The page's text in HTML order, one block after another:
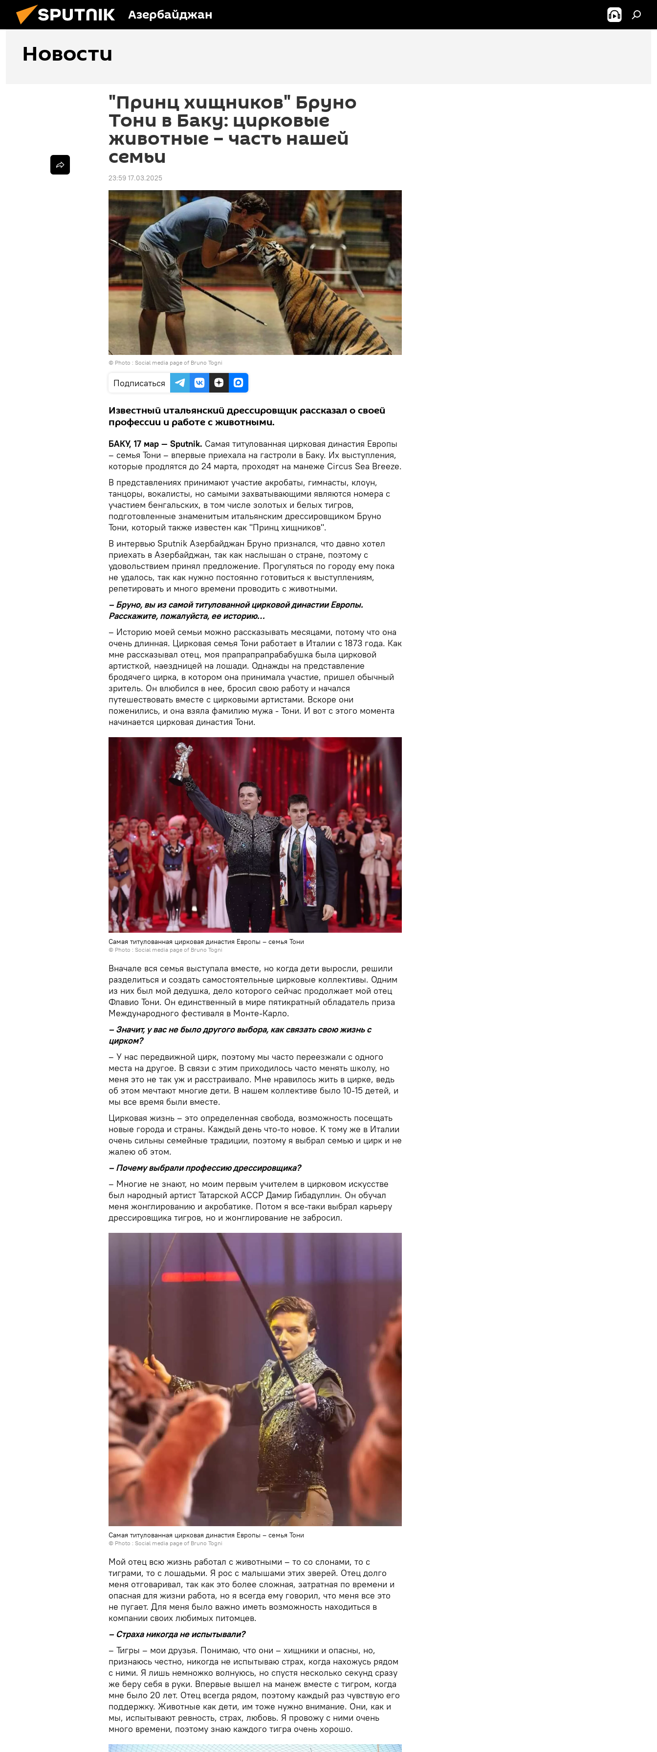
Азербайджан
Новости
"Принц хищников" Бруно
Тони в Баку: цирковые
животные – часть нашей
семьи
23:59 17.03.2025
© Photo : Social media page of Bruno Togni
Подписаться
Известный итальянский дрессировщик рассказал о своей
профессии и работе с животными.
БАКУ, 17 мар — Sputnik. Самая титулованная цирковая династия Европы
– семья Тони – впервые приехала на гастроли в Баку. Их выступления,
которые продлятся до 24 марта, проходят на манеже Circus Sea Breeze.
В представлениях принимают участие акробаты, гимнасты, клоун,
танцоры, вокалисты, но самыми захватывающими являются номера с
участием бенгальских, в том числе золотых и белых тигров,
подготовленные знаменитым итальянским дрессировщиком Бруно
Тони, который также известен как "Принц хищников".
В интервью Sputnik Азербайджан Бруно признался, что давно хотел
приехать в Азербайджан, так как наслышан о стране, поэтому с
удовольствием принял предложение. Прогуляться по городу ему пока
не удалось, так как нужно постоянно готовиться к выступлениям,
репетировать и много времени проводить с животными.
– Бруно, вы из самой титулованной цирковой династии Европы.
Расскажите, пожалуйста, ее историю…
– Историю моей семьи можно рассказывать месяцами, потому что она
очень длинная. Цирковая семья Тони работает в Италии с 1873 года. Как
мне рассказывал отец, моя прапрапрапрабабушка была цирковой
артисткой, наездницей на лошади. Однажды на представление
бродячего цирка, в котором она принимала участие, пришел обычный
зритель. Он влюбился в нее, бросил свою работу и начался
путешествовать вместе с цирковыми артистами. Вскоре они
поженились, и она взяла фамилию мужа - Тони. И вот с этого момента
начинается цирковая династия Тони.
Самая титулованная цирковая династия Европы – семья Тони
© Photo : Social media page of Bruno Togni
Вначале вся семья выступала вместе, но когда дети выросли, решили
разделиться и создать самостоятельные цирковые коллективы. Одним
из них был мой дедушка, дело которого сейчас продолжает мой отец
Флавио Тони. Он единственный в мире пятикратный обладатель приза
Международного фестиваля в Монте-Карло.
– Значит, у вас не было другого выбора, как связать свою жизнь с
цирком?
– У нас передвижной цирк, поэтому мы часто переезжали с одного
места на другое. В связи с этим приходилось часто менять школу, но
меня это не так уж и расстраивало. Мне нравилось жить в цирке, ведь
об этом мечтают многие дети. В нашем коллективе было 10-15 детей, и
мы все время были вместе.
Цирковая жизнь – это определенная свобода, возможность посещать
новые города и страны. Каждый день что-то новое. К тому же в Италии
очень сильны семейные традиции, поэтому я выбрал семью и цирк и не
жалею об этом.
– Почему выбрали профессию дрессировщика?
– Многие не знают, но моим первым учителем в цирковом искусстве
был народный артист Татарской АССР Дамир Гибадуллин. Он обучал
меня жонглированию и акробатике. Потом я все-таки выбрал карьеру
дрессировщика тигров, но и жонглирование не забросил.
Самая титулованная цирковая династия Европы – семья Тони
© Photo : Social media page of Bruno Togni
Мой отец всю жизнь работал с животными – то со слонами, то с
тиграми, то с лошадьми. Я рос с малышами этих зверей. Отец долго
меня отговаривал, так как это более сложная, затратная по времени и
опасная для жизни работа, но я всегда ему говорил, что меня все это
не пугает. Для меня было важно иметь возможность находиться в
компании своих любимых питомцев.
– Страха никогда не испытывали?
– Тигры – мои друзья. Понимаю, что они – хищники и опасны, но,
признаюсь честно, никогда не испытываю страх, когда нахожусь рядом
с ними. Я лишь немножко волнуюсь, но спустя несколько секунд сразу
же беру себя в руки. Впервые вышел на манеж вместе с тигром, когда
мне было 20 лет. Отец всегда рядом, поэтому каждый раз чувствую его
поддержку. Животные как дети, им тоже нужно внимание. Они, как и
мы, испытывают ревность, страх, любовь. Я провожу с ними очень
много времени, поэтому знаю каждого тигра очень хорошо.